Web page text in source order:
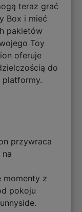
teraz grać
Box i mieć
pakietów
Toy
oferuje
do
platformy.
przywraca
momenty z
pokoju